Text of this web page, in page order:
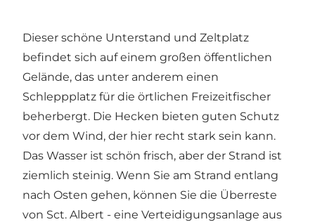
Dieser schöne Unterstand und Zeltplatz
befindet sich auf einem großen öffentlichen
Gelände, das unter anderem einen
Schleppplatz für die örtlichen Freizeitfischer
beherbergt. Die Hecken bieten guten Schutz
vor dem Wind, der hier recht stark sein kann.
Das Wasser ist schön frisch, aber der Strand ist
ziemlich steinig. Wenn Sie am Strand entlang
nach Osten gehen, können Sie die Überreste
von Sct. Albert - eine Verteidigungsanlage aus